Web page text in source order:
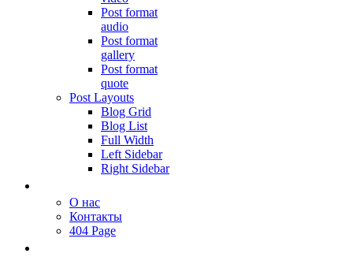
Post format
audio
Post format
gallery
Post format
quote
Post Layouts
Blog Grid
Blog List
Full Width
Left Sidebar
Right Sidebar
О нас
Контакты
404 Page